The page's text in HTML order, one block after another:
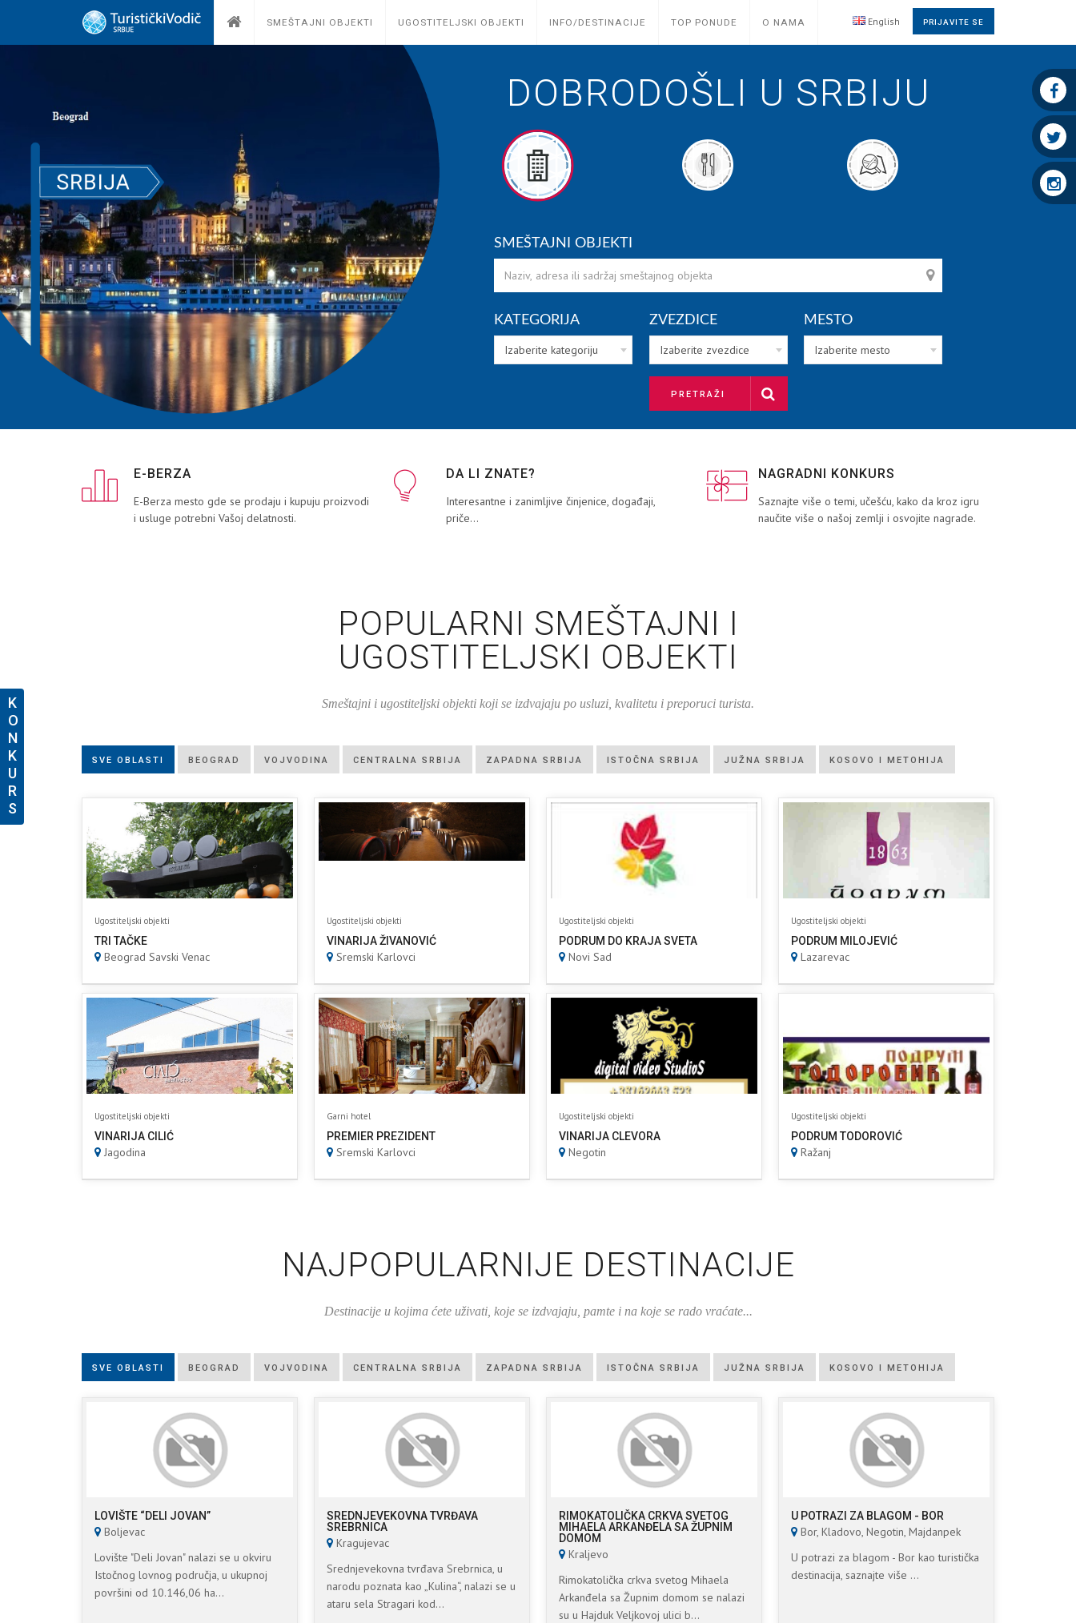
SMEŠTAJNI OBJEKTI UGOSTITELJSKI OBJEKTI INFO/DESTINACIJE TOP PONUDE O NAMA English PRIJAVITE SE
K
O
N
K
U
R
S
DOBRODOŠLI U SRBIJU
SMEŠTAJNI OBJEKTI
KATEGORIJA
Izaberite kategoriju
ZVEZDICE
Izaberite zvezdice
MESTO
Izaberite mesto
PRETRAŽI
E-BERZA
E-Berza mesto gde se prodaju i kupuju proizvodi
i usluge potrebni Vašoj delatnosti.
DA LI ZNATE?
Interesantne i zanimljive činjenice, događaji,
priče...
NAGRADNI KONKURS
Saznajte više o temi, učešću, kako da kroz igru
naučite više o našoj zemlji i osvojite nagrade.
POPULARNI SMEŠTAJNI I
UGOSTITELJSKI OBJEKTI
Smeštajni i ugostiteljski objekti koji se izdvajaju po usluzi, kvalitetu i preporuci turista.
SVE OBLASTI BEOGRAD VOJVODINA CENTRALNA SRBIJA ZAPADNA SRBIJA ISTOČNA SRBIJA JUŽNA SRBIJA KOSOVO I METOHIJA
Ugostiteljski objekti
TRI TAČKE
Beograd Savski Venac
Ugostiteljski objekti
VINARIJA ŽIVANOVIĆ
Sremski Karlovci
Ugostiteljski objekti
PODRUM DO KRAJA SVETA
Novi Sad
Ugostiteljski objekti
PODRUM MILOJEVIĆ
Lazarevac
Ugostiteljski objekti
VINARIJA CILIĆ
Jagodina
Garni hotel
PREMIER PREZIDENT
Sremski Karlovci
Ugostiteljski objekti
VINARIJA CLEVORA
Negotin
Ugostiteljski objekti
PODRUM TODOROVIĆ
Ražanj
NAJPOPULARNIJE DESTINACIJE
Destinacije u kojima ćete uživati, koje se izdvajaju, pamte i na koje se rado vraćate...
SVE OBLASTI BEOGRAD VOJVODINA CENTRALNA SRBIJA ZAPADNA SRBIJA ISTOČNA SRBIJA JUŽNA SRBIJA KOSOVO I METOHIJA
LOVIŠTE “DELI JOVAN”
Boljevac
Lovište "Deli Jovan" nalazi se u okviru
Istočnog lovnog područja, u ukupnoj
površini od 10.146,06 ha...
SREDNJEVEKOVNA TVRĐAVA
SREBRNICA
Kragujevac
Srednjevekovna tvrđava Srebrnica, u
narodu poznata kao „Kulina“, nalazi se u
ataru sela Stragari kod...
RIMOKATOLIČKA CRKVA SVETOG
MIHAELA ARKANĐELA SA ŽUPNIM
DOMOM
Kraljevo
Rimokatolička crkva svetog Mihaela
Arkanđela sa Župnim domom se nalazi
su u Hajduk Veljkovoj ulici b...
U POTRAZI ZA BLAGOM - BOR
Bor, Kladovo, Negotin, Majdanpek
U potrazi za blagom - Bor kao turistička
destinacija, saznajte više ...